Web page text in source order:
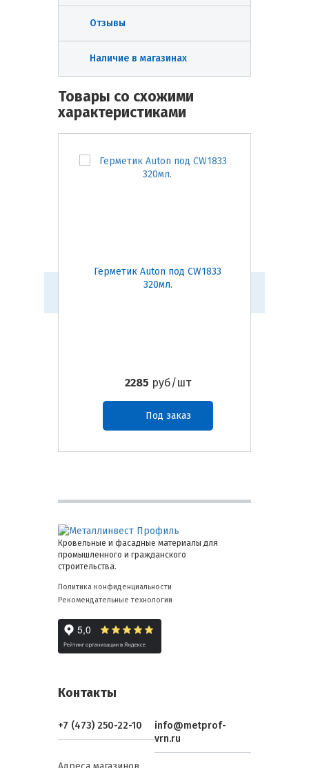
Отзывы
Наличие в магазинах
Товары со схожими
характеристиками
Герметик Auton под CW1833
320мл.
2285 руб/шт
Под заказ
Кровельные и фасадные материалы для
промышленного и гражданского
строительства.
Политика конфиденциальности
Рекомендательные технологии
Контакты
+7 (473) 250-22-10
info@metprof-
vrn.ru